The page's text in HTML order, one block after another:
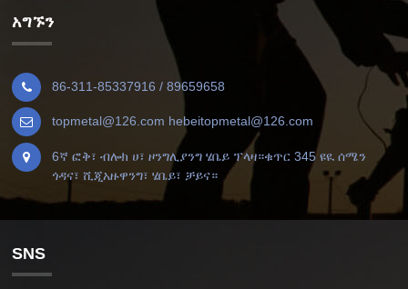
አግኙን
86-311-85337916 / 89659658
topmetal@126.com hebeitopmetal@126.com
6ኛ ፎቅ፣ ብሎክ ሀ፣ ዞንግሊያንግ ሄቤይ ፕላዛ።ቁጥር 345 ዩዪ ሰሜን
ጎዳና፣ ሺጂአዙዋንግ፣ ሄቤይ፣ ቻይና።
SNS